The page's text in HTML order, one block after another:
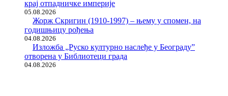
крај отпадничке империје
05.08.2026
Жорж Скригин (1910-1997) – њему у спомен, на
годишњицу рођења
04.08.2026
Изложба „Руско културно наслеђе у Београду”
отворена у Библиотеци града
04.08.2026